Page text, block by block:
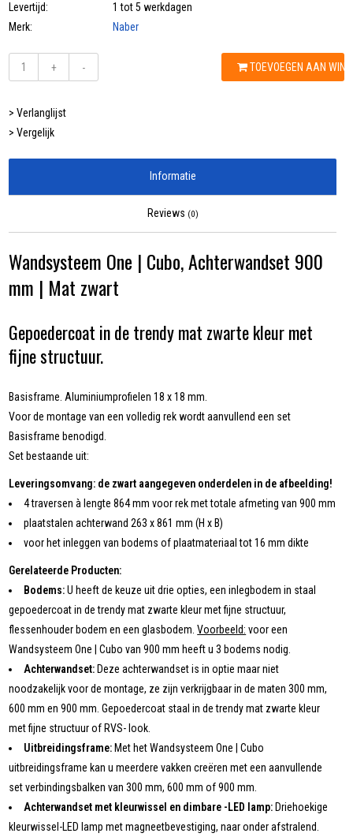
Levertijd:
1 tot 5 werkdagen
Merk:
Naber
+ - TOEVOEGEN AAN
> Verlanglijst
> Vergelijk
Informatie
Reviews (0)
Wandsysteem One | Cubo, Achterwandset 900
mm | Mat zwart
Gepoedercoat in de trendy mat zwarte kleur met
fijne structuur.
Basisframe. Aluminiumprofielen 18 x 18 mm.
Voor de montage van een volledig rek wordt aanvullend een set
Basisframe benodigd.
Set bestaande uit:
Leveringsomvang: de zwart aangegeven onderdelen in de afbeelding!
4 traversen à lengte 864 mm voor rek met totale afmeting van 900 mm
plaatstalen achterwand 263 x 861 mm (H x B)
voor het inleggen van bodems of plaatmateriaal tot 16 mm dikte
Gerelateerde Producten:
Bodems:U heeft de keuze uit drie opties, een inlegbodem in staal
gepoedercoat in de trendy mat zwarte kleur met fijne structuur,
flessenhouder bodem en een glasbodem.Voorbeeld: voor een
Wandsysteem One | Cubo van 900 mm heeft u 3 bodems nodig.
Achterwandset: Deze achterwandset is in optie maar niet
noodzakelijk voor de montage, ze zijn verkrijgbaar in de maten 300 mm,
600 mm en 900 mm. Gepoedercoat staal in de trendy mat zwarte kleur
met fijne structuur of RVS- look.
Uitbreidingsframe: Met het Wandsysteem One | Cubo
uitbreidingsframe kan u meerdere vakken creëren met een aanvullende
set verbindingsbalken van 300 mm, 600 mm of 900 mm.
Achterwandset met kleurwissel en dimbare -LED lamp: Driehoekige
kleurwissel-LED lamp met magneetbevestiging, naar onder afstralend.